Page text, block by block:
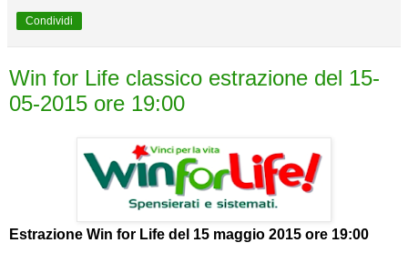
Condividi
Win for Life classico estrazione del 15-
05-2015 ore 19:00
Estrazione Win for Life del 15 maggio 2015 ore 19:00